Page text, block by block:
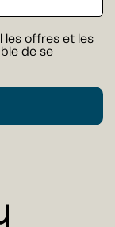
les offres et les
de se